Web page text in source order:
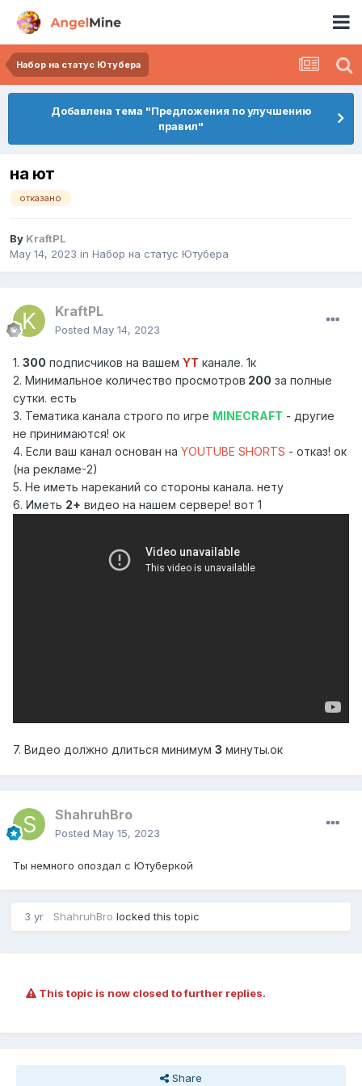
Набор на статус Ютубера
Добавлена тема "Предложения по улучшению
правил"
на ют
отказано
By KraftPL
May 14, 2023 in Набор на статус Ютубера
KraftPL
Posted May 14, 2023
1. 300 подписчиков на вашем YT канале. 1к
2. Минимальное количество просмотров 200 за полные
сутки. есть
3. Тематика канала строго по игре MINECRAFT - другие
не принимаются! ок
4. Если ваш канал основан на YOUTUBE SHORTS - отказ! ок
(на рекламе-2)
5. Не иметь нареканий со стороны канала. нету
6. Иметь 2+ видео на нашем сервере! вот 1
7. Видео должно длиться минимум 3 минуты.ок
ShahruhBro
Posted May 15, 2023
Ты немного опоздал с Ютуберкой
3 yr ShahruhBro locked this topic
This topic is now closed to further replies.
Share